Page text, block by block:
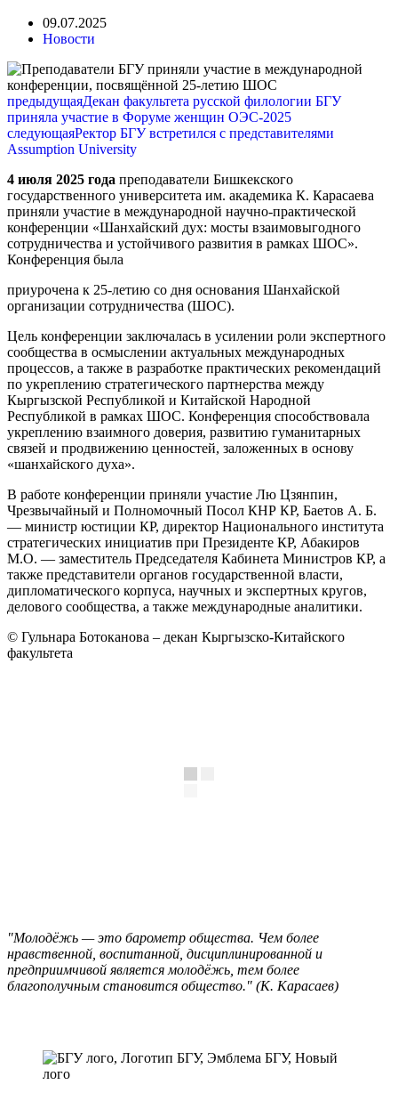
09.07.2025
Новости
предыдущаяДекан факультета русской филологии БГУ
приняла участие в Форуме женщин ОЭС-2025
следующаяРектор БГУ встретился с представителями
Assumption University
4 июля 2025 года преподаватели Бишкекского
государственного университета им. академика К. Карасаева
приняли участие в международной научно-практической
конференции «Шанхайский дух: мосты взаимовыгодного
сотрудничества и устойчивого развития в рамках ШОС».
Конференция была
приурочена к 25-летию со дня основания Шанхайской
организации сотрудничества (ШОС).
Цель конференции заключалась в усилении роли экспертного
сообщества в осмыслении актуальных международных
процессов, а также в разработке практических рекомендаций
по укреплению стратегического партнерства между
Кыргызской Республикой и Китайской Народной
Республикой в рамках ШОС. Конференция способствовала
укреплению взаимного доверия, развитию гуманитарных
связей и продвижению ценностей, заложенных в основу
«шанхайского духа».
В работе конференции приняли участие Лю Цзянпин,
Чрезвычайный и Полномочный Посол КНР КР, Баетов А. Б.
— министр юстиции КР, директор Национального института
стратегических инициатив при Президенте КР, Абакиров
М.О. — заместитель Председателя Кабинета Министров КР, а
также представители органов государственной власти,
дипломатического корпуса, научных и экспертных кругов,
делового сообщества, а также международные аналитики.
© Гульнара Ботоканова – декан Кыргызско-Китайского
факультета
"Молодёжь — это барометр общества. Чем более
нравственной, воспитанной, дисциплинированной и
предприимчивой является молодёжь, тем более
благополучным становится общество." (К. Карасаев)